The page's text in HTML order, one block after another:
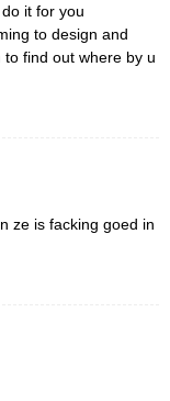
it for you
to design and
find out where by u
ze is facking goed in